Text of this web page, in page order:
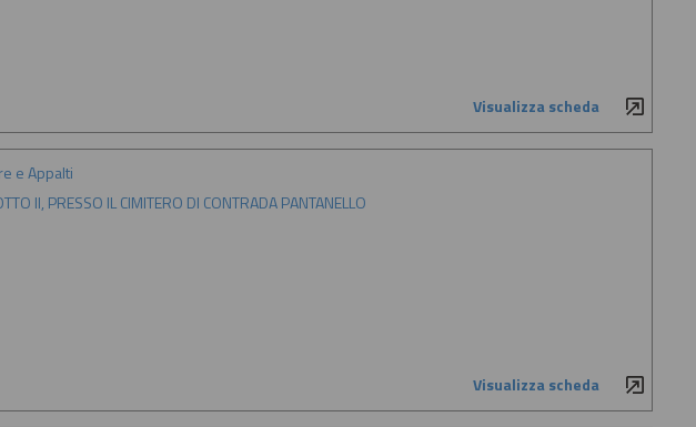
Visualizza scheda
e Appalti
II, PRESSO IL CIMITERO DI CONTRADA PANTANELLO
Visualizza scheda